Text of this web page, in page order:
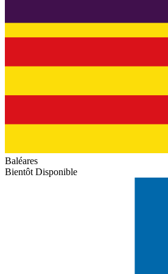
Baléares
Bientôt Disponible